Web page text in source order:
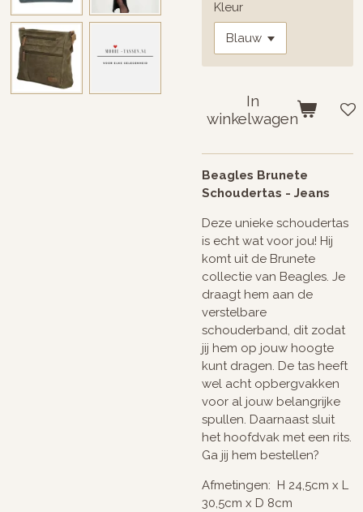
Kleur
In
winkelwagen
Beagles Brunete
Schoudertas - Jeans
Deze unieke schoudertas
is echt wat voor jou! Hij
komt uit de Brunete
collectie van Beagles. Je
draagt hem aan de
verstelbare
schouderband, dit zodat
jij hem op jouw hoogte
kunt dragen. De tas heeft
wel acht opbergvakken
voor al jouw belangrijke
spullen. Daarnaast sluit
het hoofdvak met een rits.
Ga jij hem bestellen?
Afmetingen: H 24,5cm x L
30,5cm x D 8cm